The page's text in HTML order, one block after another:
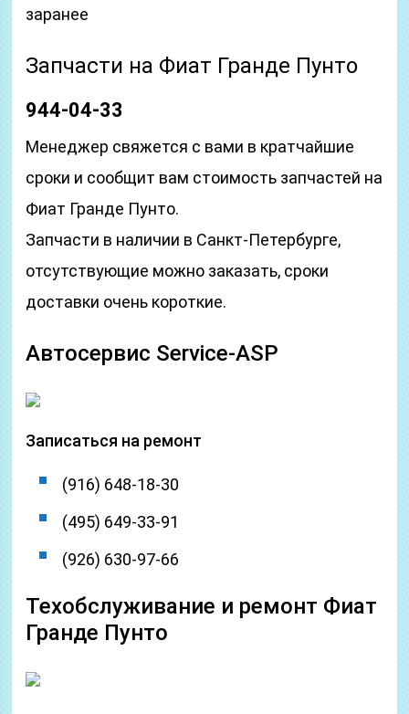
заранее
Запчасти на Фиат Гранде Пунто
944-04-33
Менеджер свяжется с вами в кратчайшие
сроки и сообщит вам стоимость запчастей на
Фиат Гранде Пунто.
Запчасти в наличии в Санкт-Петербурге,
отсутствующие можно заказать, сроки
доставки очень короткие.
Автосервис Service-ASP
Записаться на ремонт
(916) 648-18-30
(495) 649-33-91
(926) 630-97-66
Техобслуживание и ремонт Фиат
Гранде Пунто